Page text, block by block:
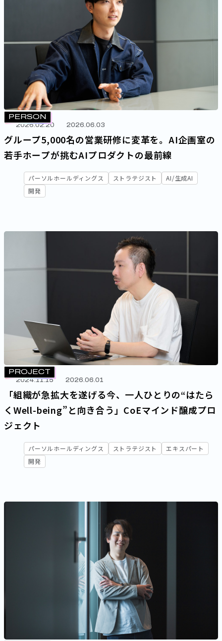
パーソルクロステクノロジー
パーソルワークススイッチコンサルティング
パーソルダイバース
ミイダス
海外拠点／グループ会社
APAC
職域
ITコンサルタント エンジニア
データエンジニア
AI/生成AI
PERSON
2026.02.20 2026.06.03
グループ5,000名の営業研修に変革を。AI企画室の
若手ホープが挑むAIプロダクトの最前線
パーソルホールディングス ストラテジスト
AI/生成AI
開発
PROJECT
2024.11.15 2026.06.01
「組織が急拡大を遂げる今、一人ひとりの“はたら
くWell-being”と向き合う」CoEマインド醸成プロ
ジェクト
パーソルホールディングス ストラテジスト
エキスパート
開発